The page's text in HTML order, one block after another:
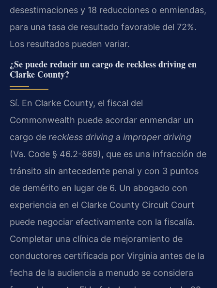
desestimaciones y 18 reducciones o enmiendas,
para una tasa de resultado favorable del 72%.
Los resultados pueden variar.
¿Se puede reducir un cargo de reckless driving en
Clarke County?
Sí. En Clarke County, el fiscal del
Commonwealth puede acordar enmendar un
cargo de reckless driving a improper driving
(Va. Code § 46.2-869), que es una infracción de
tránsito sin antecedente penal y con 3 puntos
de demérito en lugar de 6. Un abogado con
experiencia en el Clarke County Circuit Court
puede negociar efectivamente con la fiscalía.
Completar una clínica de mejoramiento de
conductores certificada por Virginia antes de la
fecha de la audiencia a menudo se considera